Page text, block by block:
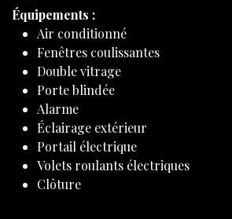
Équipements :
Air conditionné
Fenêtres coulissantes
Double vitrage
Porte blindée
Alarme
Éclairage extérieur
Portail électrique
Volets roulants électriques
Clôture